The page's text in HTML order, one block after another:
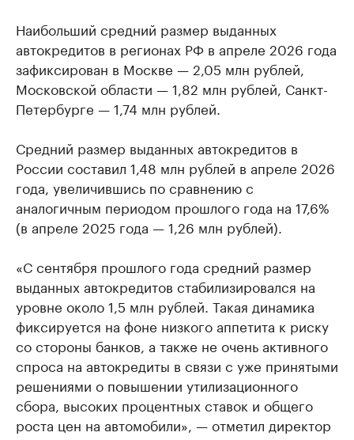
Наибольший средний размер выданных
автокредитов в регионах РФ в апреле 2026 года
зафиксирован в Москве — 2,05 млн рублей,
Московской области — 1,82 млн рублей, Санкт-
Петербурге — 1,74 млн рублей.
Средний размер выданных автокредитов в
России составил 1,48 млн рублей в апреле 2026
года, увеличившись по сравнению с
аналогичным периодом прошлого года на 17,6%
(в апреле 2025 года — 1,26 млн рублей).
«С сентября прошлого года средний размер
выданных автокредитов стабилизировался на
уровне около 1,5 млн рублей. Такая динамика
фиксируется на фоне низкого аппетита к риску
со стороны банков, а также не очень активного
спроса на автокредиты в связи с уже принятыми
решениями о повышении утилизационного
сбора, высоких процентных ставок и общего
роста цен на автомобили», — отметил директор